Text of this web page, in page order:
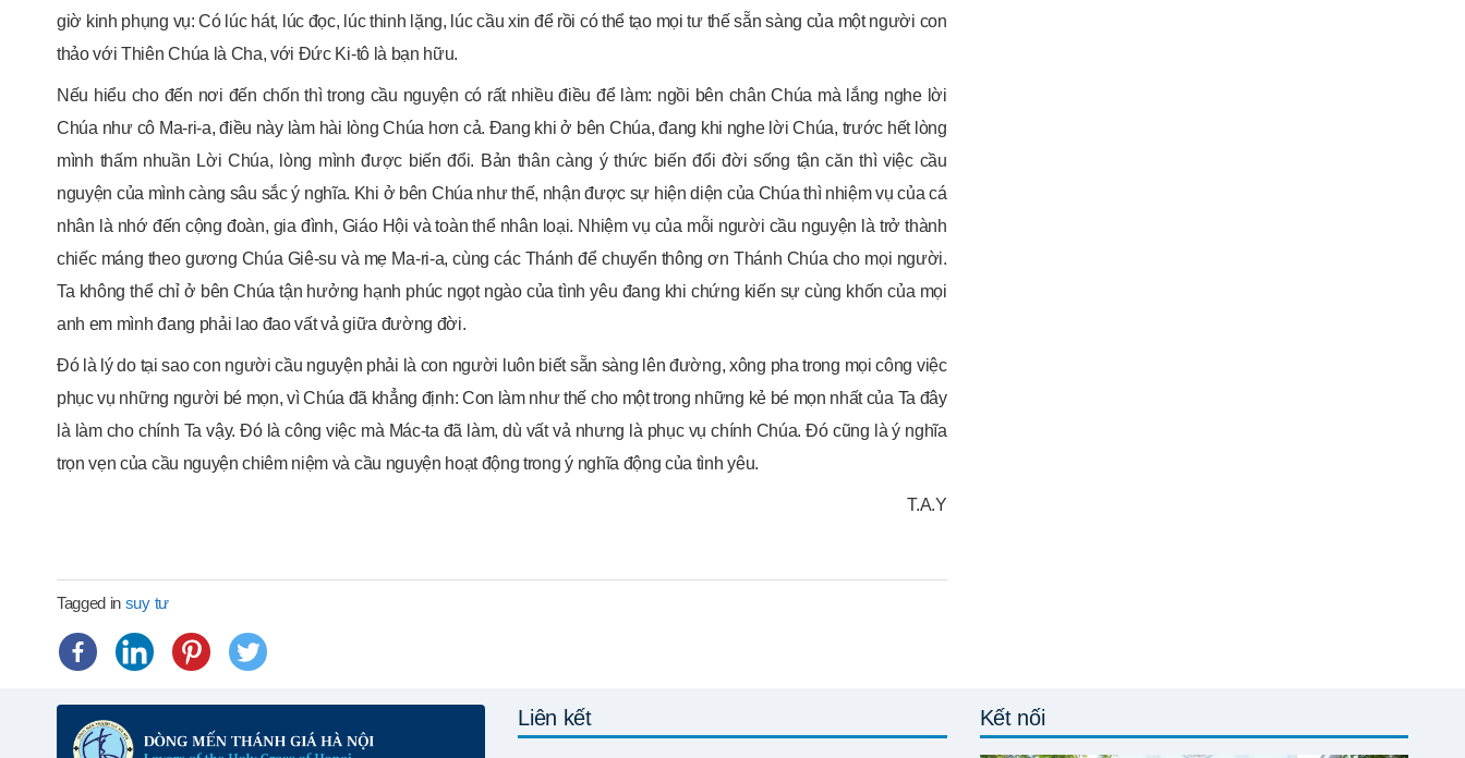
giờ kinh phụng vụ: Có lúc hát, lúc đọc, lúc thinh lặng, lúc cầu xin để rồi có thể tạo mọi tư thế sẵn sàng của một người con
thảo với Thiên Chúa là Cha, với Đức Ki-tô là bạn hữu.
Nếu hiểu cho đến nơi đến chốn thì trong cầu nguyện có rất nhiều điều để làm: ngồi bên chân Chúa mà lắng nghe lời
Chúa như cô Ma-ri-a, điều này làm hài lòng Chúa hơn cả. Đang khi ở bên Chúa, đang khi nghe lời Chúa, trước hết lòng
mình thấm nhuần Lời Chúa, lòng mình được biến đổi. Bản thân càng ý thức biến đổi đời sống tận căn thì việc cầu
nguyện của mình càng sâu sắc ý nghĩa. Khi ở bên Chúa như thế, nhận được sự hiện diện của Chúa thì nhiệm vụ của cá
nhân là nhớ đến cộng đoàn, gia đình, Giáo Hội và toàn thể nhân loại. Nhiệm vụ của mỗi người cầu nguyện là trở thành
chiếc máng theo gương Chúa Giê-su và mẹ Ma-ri-a, cùng các Thánh để chuyển thông ơn Thánh Chúa cho mọi người.
Ta không thể chỉ ở bên Chúa tận hưởng hạnh phúc ngọt ngào của tình yêu đang khi chứng kiến sự cùng khốn của mọi
anh em mình đang phải lao đao vất vả giữa đường đời.
Đó là lý do tại sao con người cầu nguyện phải là con người luôn biết sẵn sàng lên đường, xông pha trong mọi công việc
phục vụ những người bé mọn, vì Chúa đã khẳng định: Con làm như thế cho một trong những kẻ bé mọn nhất của Ta đây
là làm cho chính Ta vậy. Đó là công việc mà Mác-ta đã làm, dù vất vả nhưng là phục vụ chính Chúa. Đó cũng là ý nghĩa
trọn vẹn của cầu nguyện chiêm niệm và cầu nguyện hoạt động trong ý nghĩa động của tình yêu.
T.A.Y
Tagged in suy tư
Liên kết Kết nối